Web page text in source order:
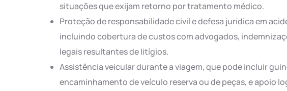
situações que exijam retorno por tratamento médico.
Proteção de responsabilidade civil e defesa jurídica em
incluindo cobertura de custos com advogados,
legais resultantes de litígios.
Assistência veicular durante a viagem, que pode incluir
encaminhamento de veículo reserva ou de peças, e apoio